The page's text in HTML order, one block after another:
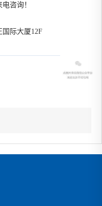
咨询！
际大厦12F